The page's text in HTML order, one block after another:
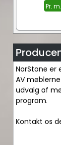
Pr. m.
NorStone er
AV
udvalg af
program.
Kontakt os